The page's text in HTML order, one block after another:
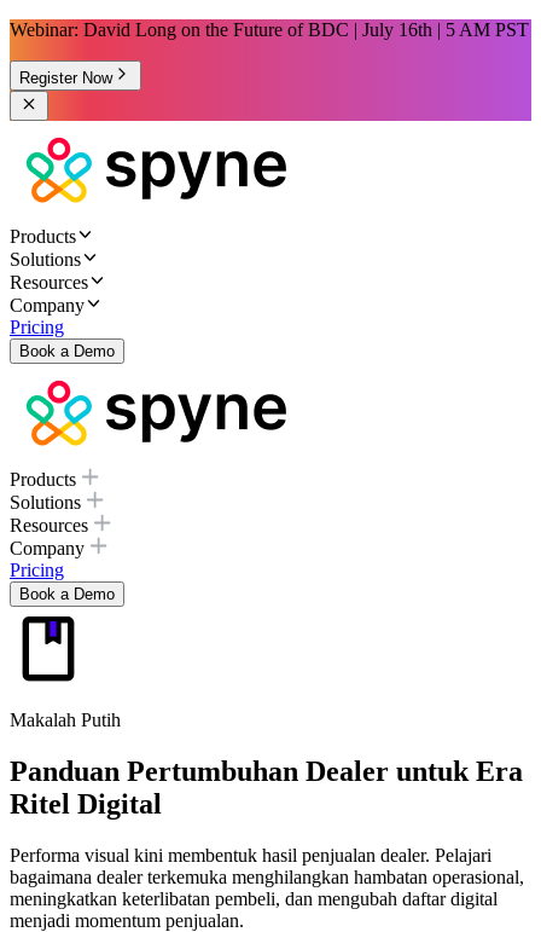
Webinar: David Long on the Future of BDC | July 16th | 5 AM PST
Register Now
Products
Solutions
Resources
Company
Pricing
Book a Demo
Products
Solutions
Resources
Company
Pricing
Book a Demo
Makalah Putih
Panduan Pertumbuhan Dealer untuk Era
Ritel Digital
Performa visual kini membentuk hasil penjualan dealer. Pelajari
bagaimana dealer terkemuka menghilangkan hambatan operasional,
meningkatkan keterlibatan pembeli, dan mengubah daftar digital
menjadi momentum penjualan.